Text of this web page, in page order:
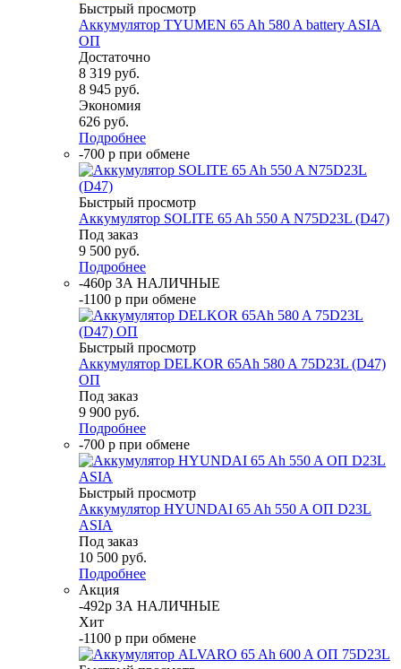
Быстрый просмотр
Аккумулятор TYUMEN 65 Ah 580 A battery ASIA
ОП
Достаточно
8 319 руб.
8 945 руб.
Экономия
626 руб.
Подробнее
-700 р при обмене
Быстрый просмотр
Аккумулятор SOLITE 65 Ah 550 A N75D23L (D47)
Под заказ
9 500 руб.
Подробнее
-460р ЗА НАЛИЧНЫЕ
-1100 р при обмене
Быстрый просмотр
Аккумулятор DELKOR 65Ah 580 A 75D23L (D47)
ОП
Под заказ
9 900 руб.
Подробнее
-700 р при обмене
Быстрый просмотр
Аккумулятор HYUNDAI 65 Ah 550 A ОП D23L
ASIA
Под заказ
10 500 руб.
Подробнее
Акция
-492р ЗА НАЛИЧНЫЕ
Хит
-1100 р при обмене